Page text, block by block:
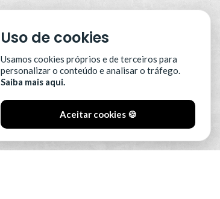
Uso de cookies
Usamos cookies próprios e de terceiros para
personalizar o conteúdo e analisar o tráfego.
Saiba mais aqui.
Aceitar cookies 🍪